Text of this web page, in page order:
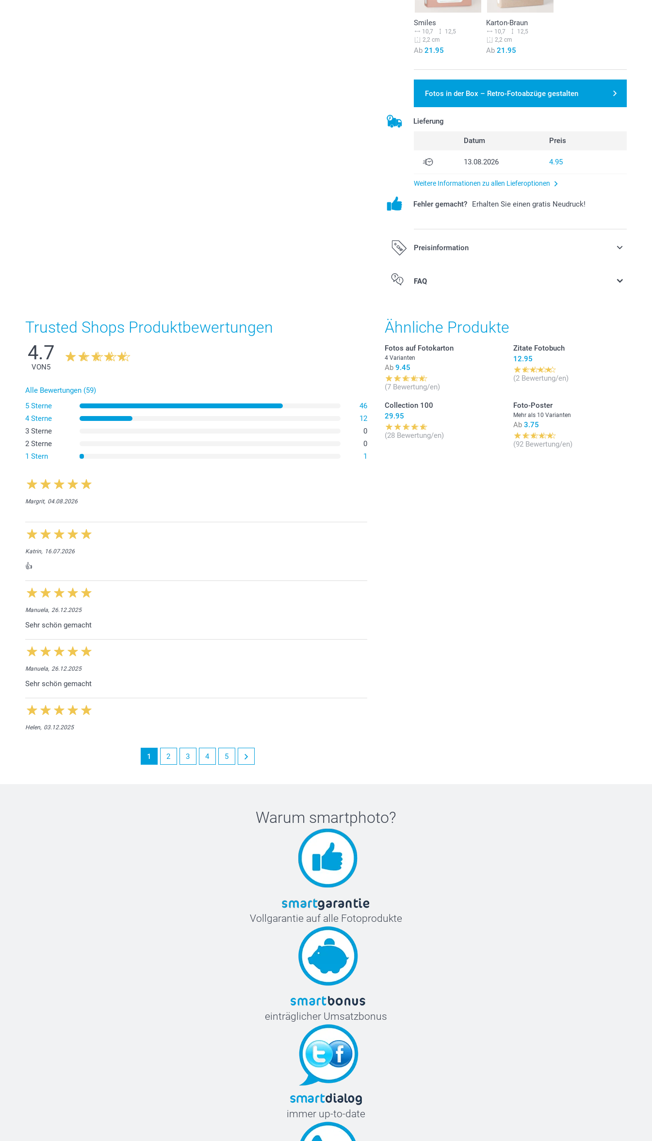
Smiles
10,7
12,5
2,2 cm
Ab 21.95
Karton-Braun
10,7
12,5
2,2 cm
Ab 21.95
Fotos in der Box – Retro-Fotoabzüge gestalten
Lieferung
Datum Preis
13.08.2026 4.95
Weitere Informationen zu allen Lieferoptionen
Fehler gemacht? Erhalten Sie einen gratis Neudruck!
Preisinformation
Alle Preise verstehen sich in Schweizer Franken (CHF) inkl. MwSt. und
FAQ
Trusted Shops Produktbewertungen
4.7
VON5
Alle Bewertungen (59)
5 Sterne
46
4 Sterne
12
3 Sterne
0
2 Sterne
0
1 Stern
1
Margrit, 04.08.2026
Katrin, 16.07.2026
👍
Manuela, 26.12.2025
Sehr schön gemacht
Manuela, 26.12.2025
Sehr schön gemacht
Helen, 03.12.2025
1 2 3 4 5
Ähnliche Produkte
Fotos auf Fotokarton
4 Varianten
Ab 9.45
(7 Bewertung/en)
Zitate Fotobuch
12.95
(2 Bewertung/en)
Collection 100
29.95
(28 Bewertung/en)
Foto-Poster
Mehr als 10 Varianten
Ab 3.75
(92 Bewertung/en)
Warum smartphoto?
Vollgarantie auf alle Fotoprodukte
einträglicher Umsatzbonus
immer up-to-date